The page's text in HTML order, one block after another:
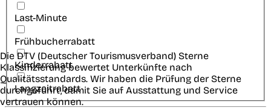
Last-Minute
Frühbucherrabatt
Kinderrabatt
Langzeitrabatt
Die DTV (Deutscher Tourismusverband) Sterne
Klassifizierung bewertet Unterkünfte nach
Qualitätsstandards. Wir haben die Prüfung der Sterne
durchgeführt, damit Sie auf Ausstattung und Service
vertrauen können.